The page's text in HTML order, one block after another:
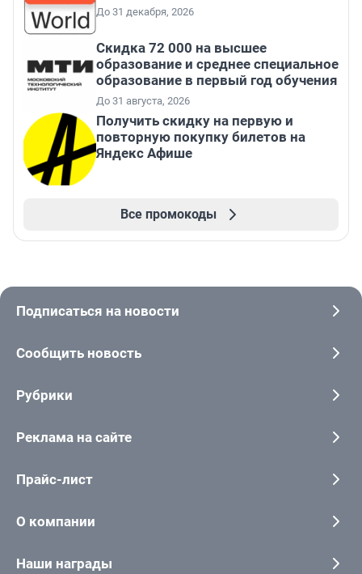
До 31 декабря, 2026
Скидка 72 000 на высшее
образование и среднее специальное
образование в первый год обучения
До 31 августа, 2026
Получить скидку на первую и
повторную покупку билетов на
Яндекс Афише
Все промокоды
Подписаться на новости
Сообщить новость
Рубрики
Реклама на сайте
Прайс-лист
О компании
Наши награды